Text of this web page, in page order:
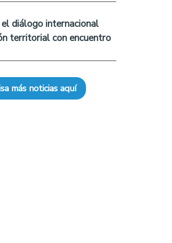
diálogo internacional
territorial con encuentro
más noticias aquí